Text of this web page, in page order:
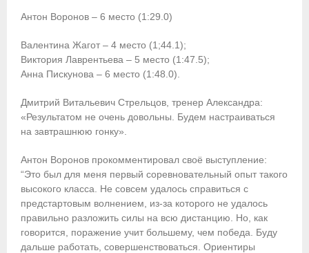
Документы
- Нормативные документы
- Правила гребного спорта
Организации
Персоналии
Антон Воронов – 6 место (1:29.0)
Валентина Жагот – 4 место (1;44.1);
Виктория Лаврентьева – 5 место (1:47.5);
Анна Пискунова – 6 место (1:48.0).
Дмитрий Витальевич Стрельцов, тренер Александра:
«Результатом не очень довольны. Будем настраиваться
на завтрашнюю гонку».
Антон Воронов прокомментировал своё выступление:
“Это был для меня первый соревновательный опыт такого
высокого класса. Не совсем удалось справиться с
предстартовым волнением, из-за которого не удалось
правильно разложить силы на всю дистанцию. Но, как
говорится, поражение учит большему, чем победа. Буду
дальше работать, совершенствоваться. Ориентиры